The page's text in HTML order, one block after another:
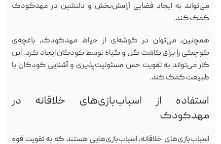
می‌تواند به ایجاد فضایی آرامش‌بخش و دلنشین در مهدکودک
کمک کند.
همچنین، می‌توان در گوشه‌ای از حیاط مهدکودک، باغچه‌ی
کوچکی را برای کاشت گل و گیاه توسط کودکان ایجاد کرد. این
کار می‌تواند به تقویت حس مسئولیت‌پذیری و آشنایی کودکان با
طبیعت کمک کند.
استفاده از اسباب‌بازی‌های خلاقانه در
مهدکودک
اسباب‌بازی‌های خلاقانه، اسباب‌بازی‌هایی هستند که به تقویت قوه